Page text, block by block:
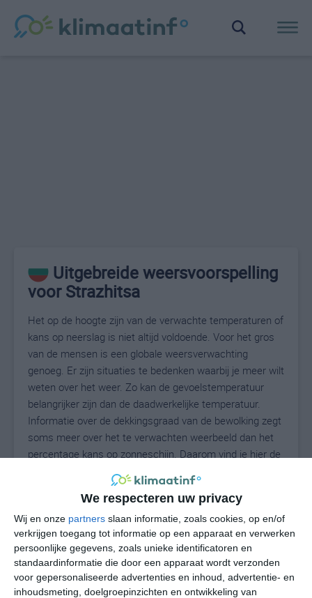
We respecteren uw privacy
Wij en onze partners slaan informatie, zoals cookies, op en/of
verkrijgen toegang tot informatie op een apparaat en verwerken
persoonlijke gegevens, zoals unieke identificatoren en
standaardinformatie die door een apparaat wordt verzonden
voor gepersonaliseerde advertenties en inhoud, advertentie- en
inhoudsmeting, doelgroepinzichten en ontwikkeling van
Uitgebreide weersvoorspelling
voor Strazhitsa
Het op de hoogte zijn van de verwachte temperaturen of
kans op neerslag is niet altijd voldoende. Voor het gros
van de mensen is een globale weersverwachting
genoeg. Er zijn situaties te bedenken waarbij je meer wilt
weten over het weer. Zo kan de gevoelstemperatuur
belangrijker zijn dan de daadwerkelijke temperatuur.
Informatie over de dekkingsgraad van de bewolking zegt
soms meer over het te verwachten weerbeeld dan het
percentage kans op zonneschijn. Daarom vind je hier de
uitgebreide weersvoorspelling voor Strazhitsa.
27°C